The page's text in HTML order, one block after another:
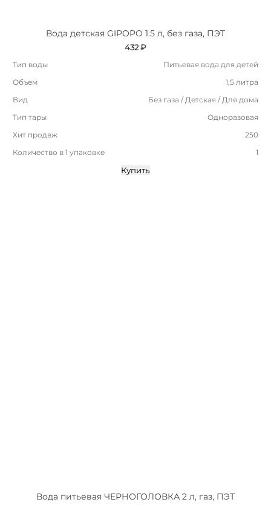
Вода детская GIPOPO 1.5 л, без газа, ПЭТ
432 ₽
Тип воды
Питьевая вода для детей
Объем
1,5 литра
Вид
Без газа / Детская / Для дома
Тип тары
Одноразовая
Хит продвж
250
Количество в 1 упаковке
1
Купить
Вода питьевая ЧЕРНОГОЛОВКА 2 л, газ, ПЭТ